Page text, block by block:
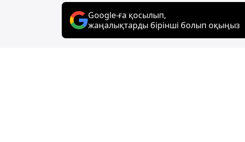
Google-ға қосылып,
жаңалықтарды бірінші болып оқыңыз